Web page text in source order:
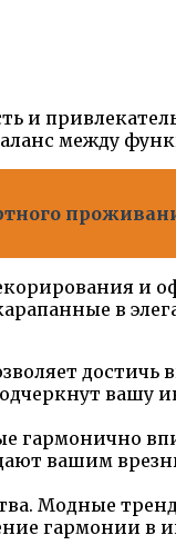
и
между
и
в
достичь
вашу
гармонично
вашим
Модные
гармонии в